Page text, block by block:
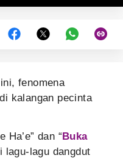
fenomena
kalangan pecinta
Ha’e” dan “Buka
lagu-lagu dangdut